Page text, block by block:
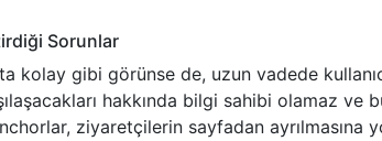
Sorunlar
kolay gibi görünse de, uzun vadede
hakkında bilgi sahibi olamaz ve
ziyaretçilerin sayfadan ayrılmasına